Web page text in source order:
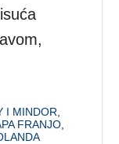
I MINDOR
FRANJO